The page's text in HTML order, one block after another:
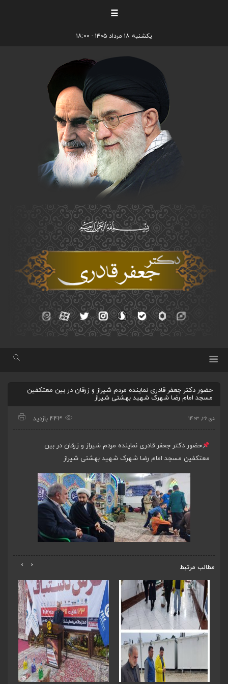
☰
یکشنبه ۱۸ مرداد ۱۴۰۵ - ۱۸:۰۰
حضور دکتر جعفر قادری نماینده مردم شیراز و زرقان در بین معتکفین
مسجد امام رضا شهرک شهید بهشتی شیراز
دی ۲۶, ۱۴۰۳ 443 بازدید
حضور دکتر جعفر قادری نماینده مردم شیراز و زرقان در بین
معتکفین مسجد امام رضا شهرک شهید بهشتی شیراز
مطالب مرتبط ‹
›